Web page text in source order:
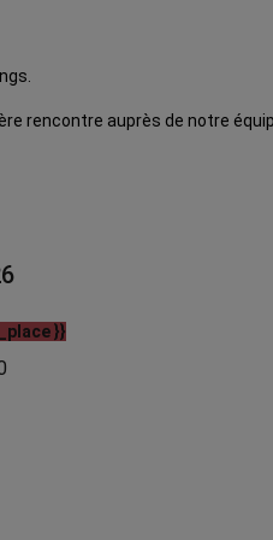
rencontre auprès de notre
}}